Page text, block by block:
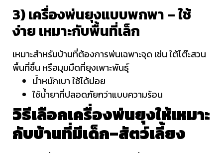
3) เครื่องพ่นยุงแบบพกพา – ใช้
ง่าย เหมาะกับพื้นที่เล็ก
เหมาะสำหรับบ้านที่ต้องการพ่นเฉพาะจุด เช่น ใต้โต๊ะสวน
พื้นที่ชื้น หรือมุมมืดที่ยุงเพาะพันธุ์
น้ำหนักเบา ใช้ได้บ่อย
ใช้น้ำยาที่ปลอดภัยกว่าแบบความร้อน
วิธีเลือกเครื่องพ่นยุงให้เหมาะ
กับบ้านที่มีเด็ก–สัตว์เลี้ยง